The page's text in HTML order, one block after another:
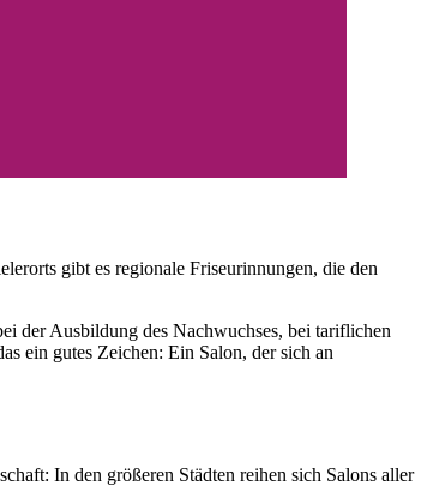
gibt es regionale Friseurinnungen, die den
der Ausbildung des Nachwuchses, bei tariflichen
ein gutes Zeichen: Ein Salon, der sich an
In den größeren Städten reihen sich Salons aller